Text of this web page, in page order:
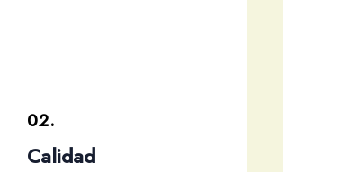
02.
Calidad